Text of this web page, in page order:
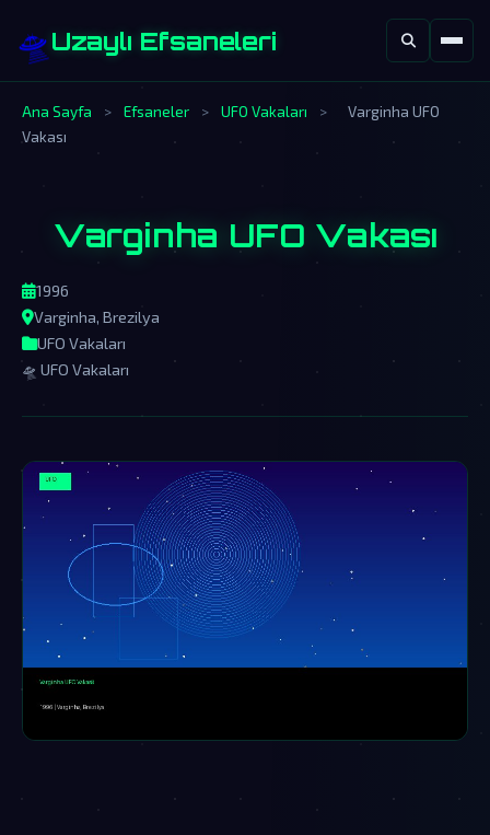
🛸Uzaylı Efsaneleri
Ana Sayfa > Efsaneler > UFO Vakaları >
Varginha UFO
Vakası
Varginha UFO Vakası
1996
Varginha, Brezilya
UFO Vakaları
🛸 UFO Vakaları